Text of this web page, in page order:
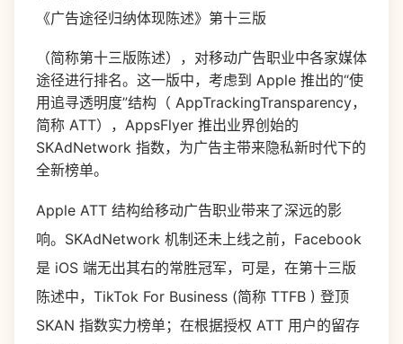
《广告途径归纳体现陈述》第十三版
（简称第十三版陈述），对移动广告职业中各家媒体
途径进行排名。这一版中，考虑到 Apple 推出的“使
用追寻透明度”结构（ AppTrackingTransparency，
简称 ATT），AppsFlyer 推出业界创始的
SKAdNetwork 指数，为广告主带来隐私新时代下的
全新榜单。
Apple ATT 结构给移动广告职业带来了深远的影
响。SKAdNetwork 机制还未上线之前，Facebook
是 iOS 端无出其右的常胜冠军，可是，在第十三版
陈述中，TikTok For Business (简称 TTFB ) 登顶
SKAN 指数实力榜单；在根据授权 ATT 用户的留存